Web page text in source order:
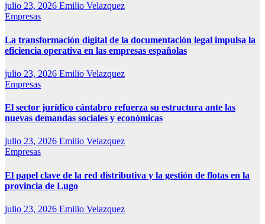
julio 23, 2026 Emilio Velazquez
Empresas
La transformación digital de la documentación legal impulsa la
eficiencia operativa en las empresas españolas
julio 23, 2026 Emilio Velazquez
Empresas
El sector jurídico cántabro refuerza su estructura ante las
nuevas demandas sociales y económicas
julio 23, 2026 Emilio Velazquez
Empresas
El papel clave de la red distributiva y la gestión de flotas en la
provincia de Lugo
julio 23, 2026 Emilio Velazquez